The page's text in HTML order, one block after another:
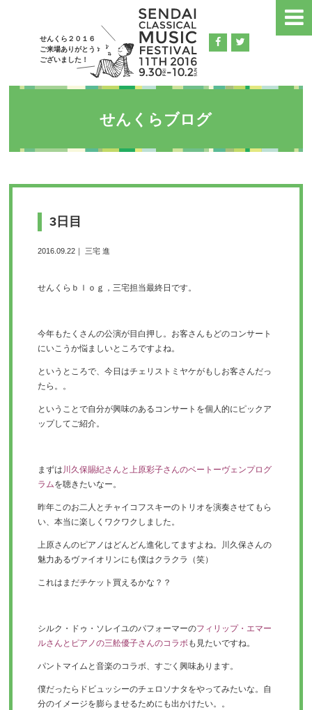
せんくら２０１６
ご来場ありがとう
ございました！
せんくらブログ
3日目
2016.09.22｜ 三宅 進
せんくらｂｌｏｇ，三宅担当最終日です。
今年もたくさんの公演が目白押し。お客さんもどのコンサート
にいこうか悩ましいところですよね。
というところで、今日はチェリストミヤケがもしお客さんだっ
たら。。
ということで自分が興味のあるコンサートを個人的にピックア
ップしてご紹介。
まずは 川久保賜紀さんと上原彩子さんのベートーヴェンプログ
ラムを聴きたいなー。
昨年このお二人とチャイコフスキーのトリオを演奏させてもら
い、本当に楽しくワクワクしました。
上原さんのピアノはどんどん進化してますよね。川久保さんの
魅力あるヴァイオリンにも僕はクラクラ（笑）
これはまだチケット買えるかな？？
シルク・ドゥ・ソレイユのパフォーマーのフィリップ・エマー
ルさんとピアノの三舩優子さんのコラボも見たいですね。
パントマイムと音楽のコラボ、すごく興味あります。
僕だったらドビュッシーのチェロソナタをやってみたいな。自
分のイメージを膨らませるためにも出かけたい。。